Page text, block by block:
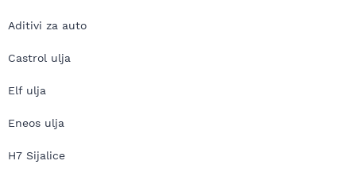
Aditivi za auto
Castrol ulja
Elf ulja
Eneos ulja
H7 Sijalice